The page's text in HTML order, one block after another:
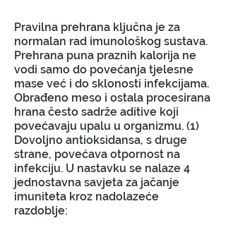
Pravilna prehrana ključna je za
normalan rad imunološkog sustava.
Prehrana puna praznih kalorija ne
vodi samo do povećanja tjelesne
mase već i do sklonosti infekcijama.
Obrađeno meso i ostala procesirana
hrana često sadrže aditive koji
povećavaju upalu u organizmu. (1)
Dovoljno antioksidansa, s druge
strane, povećava otpornost na
infekciju. U nastavku se nalaze 4
jednostavna savjeta za jačanje
imuniteta kroz nadolazeće
razdoblje: